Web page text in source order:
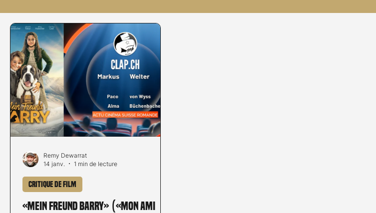
Laurent Scherlen Memento
Stéfanie Rossier Streaming Stefanie Rossier
«Mein Freund Barry» («Mon ami
Critique de film
Remy Dewarrat
14 janv.
1 min de lecture